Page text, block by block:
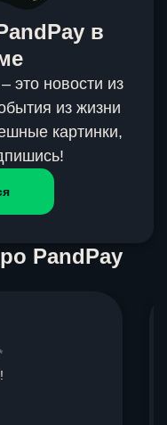
в
это новости из
из жизни
картинки,
PandPay